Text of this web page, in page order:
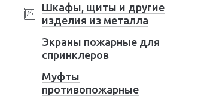
Шкафы, щиты и другие
изделия из металла
Экраны пожарные для
спринклеров
Муфты
противопожарные